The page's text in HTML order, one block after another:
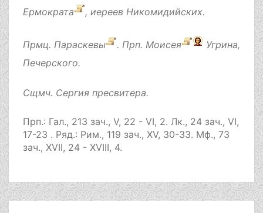
Ермократа
, иереев Никомидийских.
Прмц. Параскевы . Прп. Моисея
Угрина,
Печерского.
Сщмч. Сергия пресвитера.
Прп.: Гал., 213 зач., V, 22 - VI, 2. Лк., 24 зач., VI,
17-23 . Ряд.: Рим., 119 зач., XV, 30-33. Мф., 73
зач., XVII, 24 - XVIII, 4.